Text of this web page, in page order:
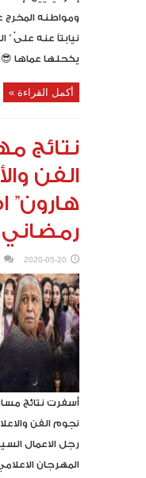
ومواطنه المخرج
نيابتاً عنه علىٰ ”
يكحلها عماها 😎
أكمل القراءة »
نتائج
الفن
رمضاني 2020
2020-05-20
نجوم الفن
رجل الاعمال
المهرجان